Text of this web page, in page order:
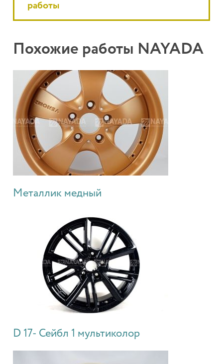
работы
Похожие работы NAYADA
Металлик медный
D 17- Сейбл 1 мультиколор